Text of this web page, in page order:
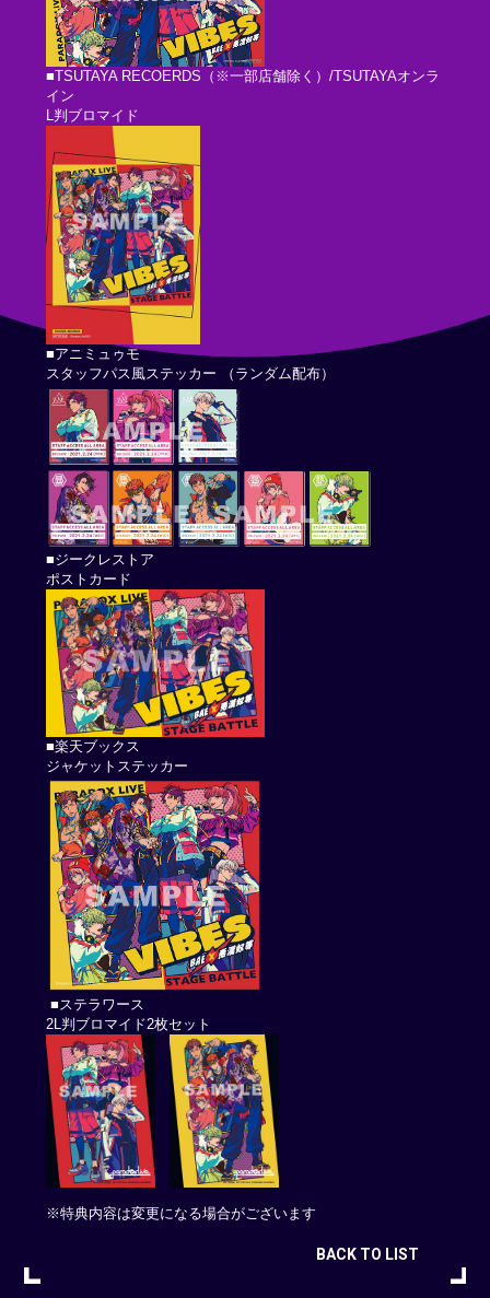
■TSUTAYA RECOERDS（※一部店舗除く）/TSUTAYAオンラ
イン
L判ブロマイド
■アニミュゥモ
スタッフパス風ステッカー （ランダム配布）
■ジークレストア
ポストカード
■楽天ブックス
ジャケットステッカー
■ステラワース
2L判ブロマイド2枚セット
※特典内容は変更になる場合がございます
BACK TO LIST